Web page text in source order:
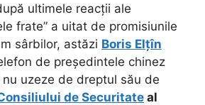
ultimele reacții ale
frate” a uitat de promisiunile
sârbilor, astăzi Boris Elțîn
de președintele chinez
nu uzeze de dreptul său de
de Securitateal